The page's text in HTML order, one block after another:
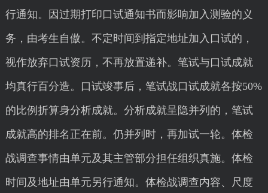
行通知。因过期打印口试通知书而影响加入测验的义
务，由考生自傲。不定时间到指定地址加入口试的，
视作放弃口试资历，不再放置递补。笔试与口试成就
均真行百分造。口试竣事后，笔试战口试成就各按50%
的比例折算身分析成就。分析成就呈隐并列的，笔试
成就高的排名正在前。仍并列时，再加试一轮。体检
战调查事情由单元及其主管部分担任组织真施。体检
时间及地址由单元另行通知。体检战调查内容、尺度